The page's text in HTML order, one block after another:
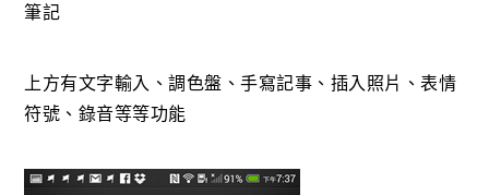
筆記
上方有文字輸入、調色盤、手寫記事、插入照片、表情
符號、錄音等等功能